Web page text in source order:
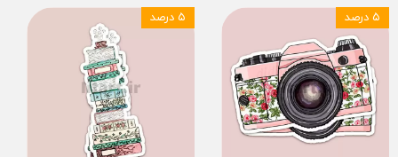
۵ درصد ۵ درصد